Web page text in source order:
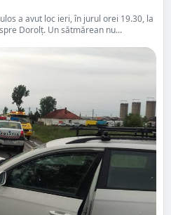
a avut loc ieri, în jurul orei 19.30, la
Dorolț. Un sătmărean nu...